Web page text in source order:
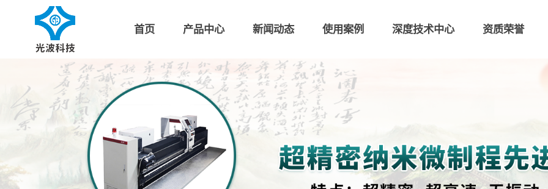
首页 产品中心 新闻动态 使用案例 深度技术中心 资质荣誉